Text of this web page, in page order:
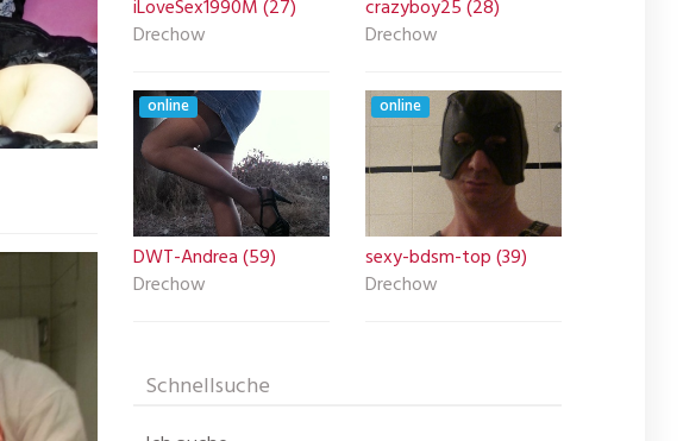
iLoveSex1990M (27)
Drechow
crazyboy25 (28)
Drechow
online
DWT-Andrea (59)
Drechow
online
sexy-bdsm-top (39)
Drechow
Schnellsuche